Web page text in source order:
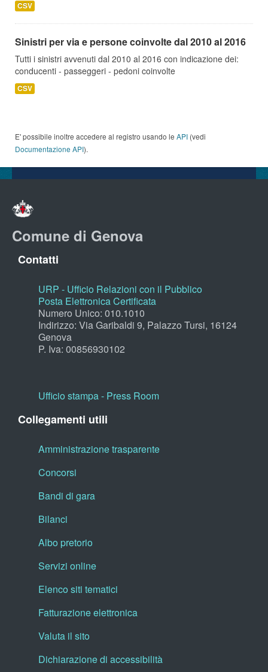
CSV
Sinistri per via e persone coinvolte dal 2010 al 2016
Tutti i sinistri avvenuti dal 2010 al 2016 con indicazione dei:
conducenti - passeggeri - pedoni coinvolte
CSV
E' possibile inoltre accedere al registro usando le API (vedi
Documentazione API).
Comune di Genova
Contatti
URP - Ufficio Relazioni con il Pubblico
Posta Elettronica Certificata
Numero Unico: 010.1010
Indirizzo: Via Garibaldi 9, Palazzo Tursi, 16124
Genova
P. Iva: 00856930102
Ufficio stampa - Press Room
Collegamenti utili
Amministrazione trasparente
Concorsi
Bandi di gara
Bilanci
Albo pretorio
Servizi online
Elenco siti tematici
Fatturazione elettronica
Valuta il sito
Dichiarazione di accessibilità